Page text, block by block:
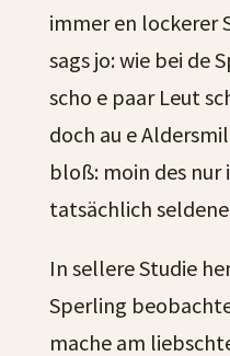
immer en lockerer
sags jo: wie bei de
scho e paar Leut
doch au e
bloß: moin des nur
tatsächlich
In sellere Studie
Sperling
mache am